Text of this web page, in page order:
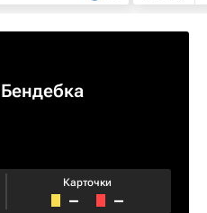
Карточки
– –